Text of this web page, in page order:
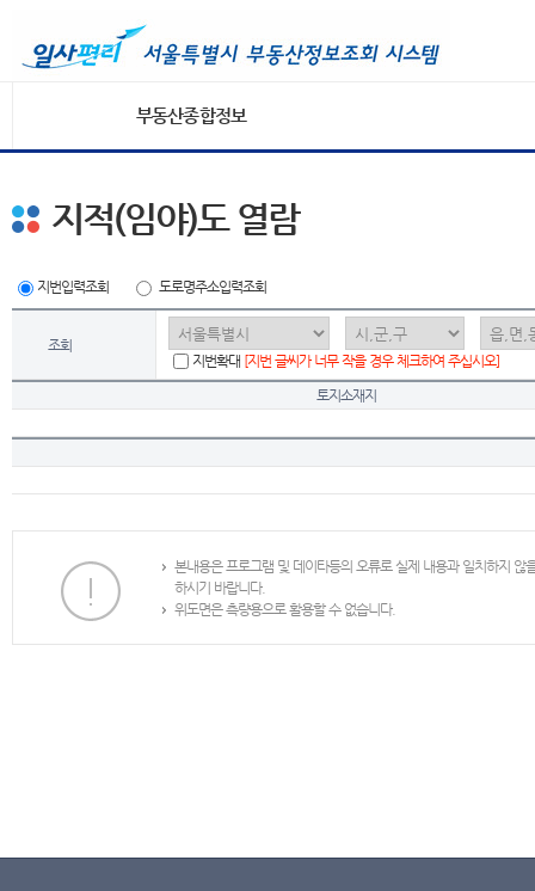
부동산종합정보
지적(임야)도 열람
지번입력조회 도로명주소입력조회
조회
지번확대 [지번 글씨가 너무 작을 경우 체크하여 주십시오]
토지소재지
본내용은 프로그램 및 데이타등의 오류로 실제 내용과 일치하지
하시기 바랍니다.
위도면은 측량용으로 활용할 수 없습니다.